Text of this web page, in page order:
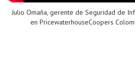
Julio Omaña, gerente de Seguridad de
en PricewaterhouseCoopers